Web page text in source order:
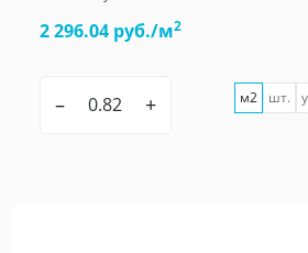
2 296.04 руб./м2
– + м2 шт.